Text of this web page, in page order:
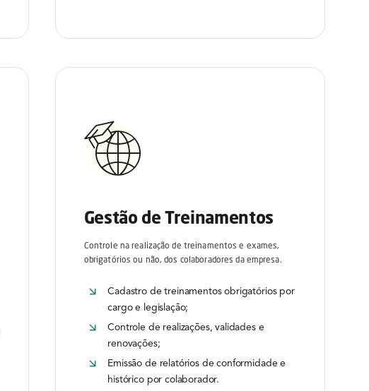
Gestão de Treinamentos
Controle na realização de treinamentos e exames,
obrigatórios ou não, dos colaboradores da empresa.
Cadastro de treinamentos obrigatórios por
cargo e legislação;
Controle de realizações, validades e
renovações;
Emissão de relatórios de conformidade e
histórico por colaborador.